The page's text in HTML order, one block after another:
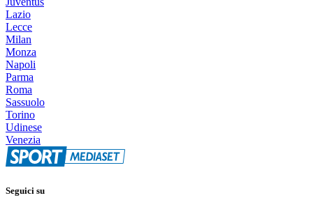
Lazio
Lecce
Milan
Monza
Napoli
Parma
Roma
Sassuolo
Torino
Udinese
Venezia
Seguici su